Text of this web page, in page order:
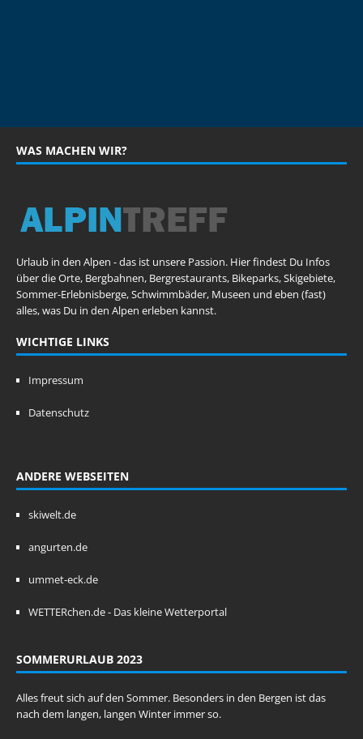
WAS MACHEN WIR?
Urlaub in den Alpen - das ist unsere Passion. Hier findest Du Infos
über die Orte, Bergbahnen, Bergrestaurants, Bikeparks, Skigebiete,
Sommer-Erlebnisberge, Schwimmbäder, Museen und eben (fast)
alles, was Du in den Alpen erleben kannst.
WICHTIGE LINKS
Impressum
Datenschutz
ANDERE WEBSEITEN
skiwelt.de
angurten.de
ummet-eck.de
WETTERchen.de - Das kleine Wetterportal
SOMMERURLAUB 2023
Alles freut sich auf den Sommer. Besonders in den Bergen ist das
nach dem langen, langen Winter immer so.